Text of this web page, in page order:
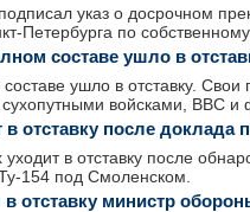
указ о досрочном
Петербурга по
составе ушло в
ушло в отставку.
войсками, ВВС и
после доклада
в отставку после
154 под Смоленском.
отставку министр